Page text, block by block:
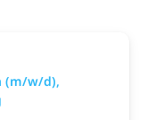
(m/w/d),